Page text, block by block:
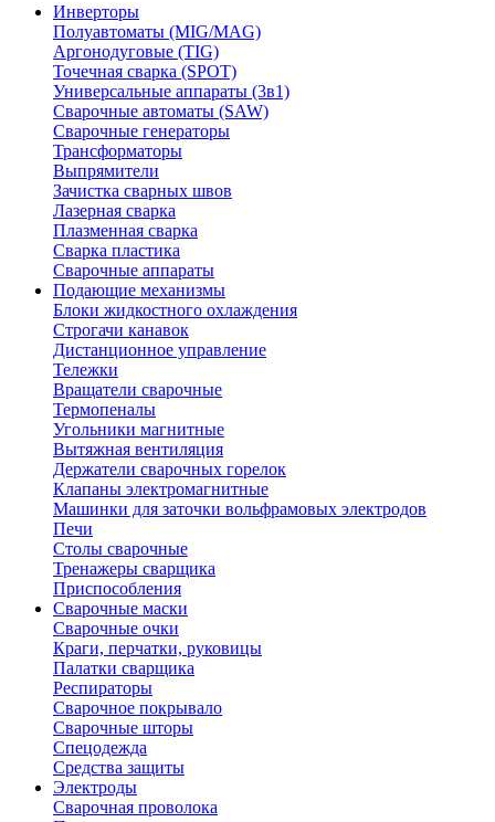
Инверторы
Полуавтоматы (MIG/MAG)
Аргонодуговые (TIG)
Точечная сварка (SPOT)
Универсальные аппараты (3в1)
Сварочные автоматы (SAW)
Сварочные генераторы
Трансформаторы
Выпрямители
Зачистка сварных швов
Лазерная сварка
Плазменная сварка
Сварка пластика
Сварочные аппараты
Подающие механизмы
Блоки жидкостного охлаждения
Строгачи канавок
Дистанционное управление
Тележки
Вращатели сварочные
Термопеналы
Угольники магнитные
Вытяжная вентиляция
Держатели сварочных горелок
Клапаны электромагнитные
Машинки для заточки вольфрамовых электродов
Печи
Столы сварочные
Тренажеры сварщика
Приспособления
Сварочные маски
Сварочные очки
Краги, перчатки, руковицы
Палатки сварщика
Респираторы
Сварочное покрывало
Сварочные шторы
Спецодежда
Средства защиты
Электроды
Сварочная проволока